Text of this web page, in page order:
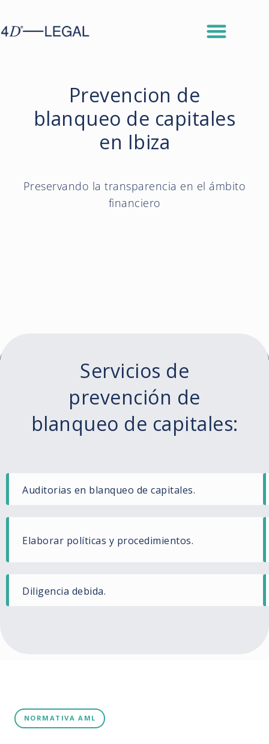
Prevencion de
blanqueo de capitales
en Ibiza
Preservando la transparencia en el ámbito
financiero
Servicios de
prevención de
blanqueo de capitales:
Auditorias en blanqueo de capitales.
Elaborar políticas y procedimientos.
Diligencia debida.
NORMATIVA AML